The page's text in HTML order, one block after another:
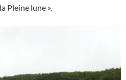
Pleine lune ».